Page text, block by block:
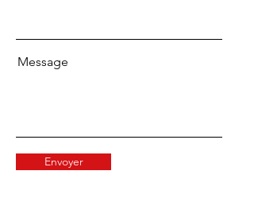
Message
Envoyer